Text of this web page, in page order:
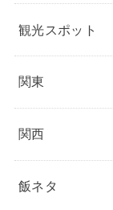
観光スポット
関東
関西
飯ネタ